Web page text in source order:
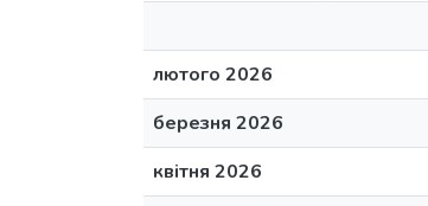
лютого 2026
березня 2026
квітня 2026